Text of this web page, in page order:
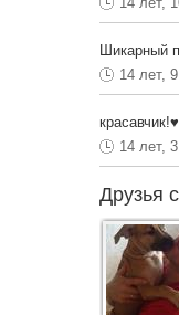
Шикарный
14 лет,
красавчик!♥
14 лет,
Друзья